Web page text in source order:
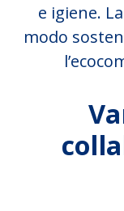
e igiene.
modo